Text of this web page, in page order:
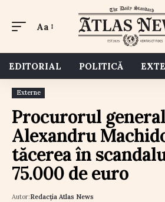
Aa
EDITORIAL POLITICĂ
Externe
Procurorul general
Alexandru
tăcerea în
75.000 de euro
Autor:Redacția Atlas News